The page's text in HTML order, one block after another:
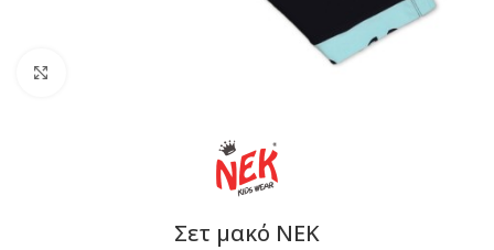
Σετ μακό ΝΕΚ